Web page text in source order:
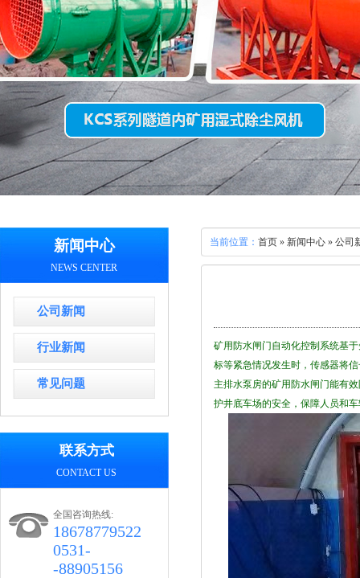
新闻中心
NEWS CENTER
公司新闻
行业新闻
常见问题
联系方式
CONTACT US
全国咨询热线:
18678779522
0531-
-88905156
当前位置： 首页 » 新闻中心 » 公司
矿用防水闸门自动化控制系统基
标等紧急情况发生时，传感器将
主排水泵房的矿用防水闸门能有
护井底车场的安全，保障人员和